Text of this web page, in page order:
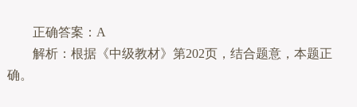
正确答案：A
解析：根据《中级教材》第202页，结合题意，本题正
确。